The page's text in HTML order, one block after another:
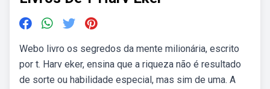
Webo livro os segredos da mente milionária, escrito
por t. Harv eker, ensina que a riqueza não é resultado
de sorte ou habilidade especial, mas sim de uma. A